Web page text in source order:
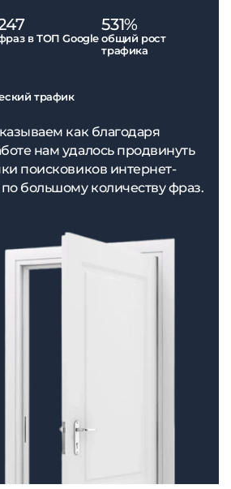
в ТОП Google
531%
общий рост
трафика
трафик
как благодаря
нам удалось продвинуть
поисковиков интернет-
большому количеству фраз.